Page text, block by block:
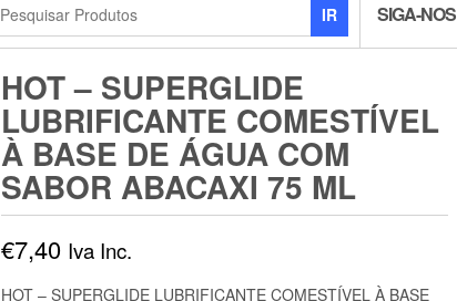
IR SIGA-NOS
HOT – SUPERGLIDE
LUBRIFICANTE COMESTÍVEL
À BASE DE ÁGUA COM
SABOR ABACAXI 75 ML
€7,40 Iva Inc.
HOT – SUPERGLIDE LUBRIFICANTE COMESTÍVEL À BASE